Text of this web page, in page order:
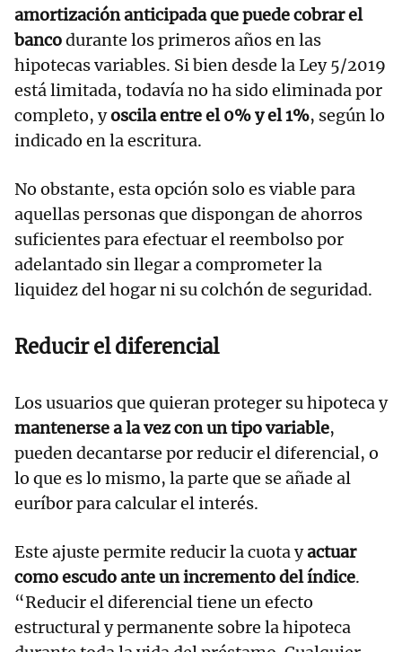
amortización anticipada que puede cobrar el
bancodurante los primeros años en las
hipotecas variables. Si bien desde la Ley 5/2019
está limitada, todavía no ha sido eliminada por
completo, yoscila entre el 0% y el 1%, según lo
indicado en la escritura.
No obstante, esta opción solo es viable para
aquellas personas que dispongan de ahorros
suficientes para efectuar el reembolso por
adelantado sin llegar a comprometer la
liquidez del hogar ni su colchón de seguridad.
Reducir el diferencial
Los usuarios que quieran proteger su hipoteca y
mantenerse a la vez con un tipo variable,
pueden decantarse por reducir el diferencial, o
lo que es lo mismo, la parte que se añade al
euríbor para calcular el interés.
Este ajuste permite reducir la cuota yactuar
como escudo ante un incremento del índice.
“Reducir el diferencial tiene un efecto
estructural y permanente sobre la hipoteca